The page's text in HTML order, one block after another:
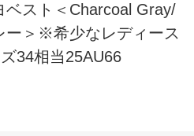
ベスト＜Charcoal Gray/
ー＞※希少なレディース
34相当25AU66